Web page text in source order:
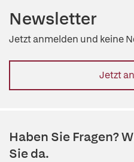
Newsletter
Jetzt anmelden und keine
Jetzt
Haben Sie Fragen?
Sie da.